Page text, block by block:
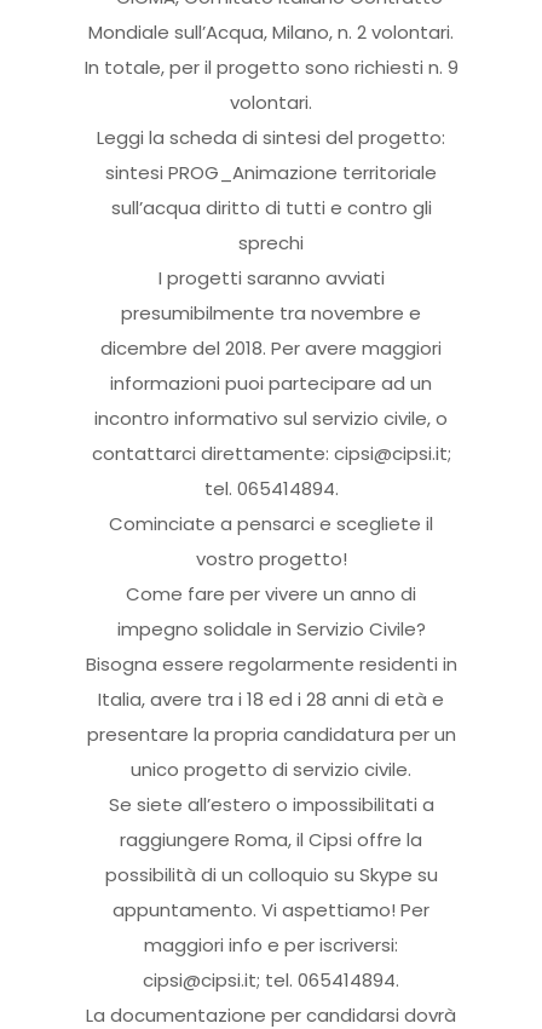
Mondiale sull’Acqua, Milano, n. 2 volontari.
In totale, per il progetto sono richiesti n. 9
volontari.
Leggi la scheda di sintesi del progetto:
sintesi PROG_Animazione territoriale
sull’acqua diritto di tutti e contro gli
sprechi
I progetti saranno avviati
presumibilmente tra novembre e
dicembre del 2018. Per avere maggiori
informazioni puoi partecipare ad un
incontro informativo sul servizio civile, o
contattarci direttamente: cipsi@cipsi.it;
tel. 065414894.
Cominciate a pensarci e scegliete il
vostro progetto!
Come fare per vivere un anno di
impegno solidale in Servizio Civile?
Bisogna essere regolarmente residenti in
Italia, avere tra i 18 ed i 28 anni di età e
presentare la propria candidatura per un
unico progetto di servizio civile.
Se siete all’estero o impossibilitati a
raggiungere Roma, il Cipsi offre la
possibilità di un colloquio su Skype su
appuntamento. Vi aspettiamo! Per
maggiori info e per iscriversi:
cipsi@cipsi.it; tel. 065414894.
La documentazione per candidarsi dovrà